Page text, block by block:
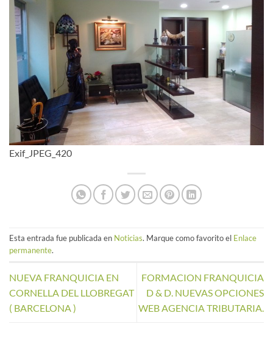
Exif_JPEG_420
Esta entrada fue publicada en Noticias. Marque como favorito el Enlace
permanente.
NUEVA FRANQUICIA EN
CORNELLA DEL LLOBREGAT
( BARCELONA )
FORMACION FRANQUICIA
D & D. NUEVAS OPCIONES
WEB AGENCIA TRIBUTARIA.